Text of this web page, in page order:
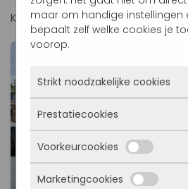
Krijg hier een impressie van een
maar om handige instellingen
bepaalt zelf welke cookies je
voorop.
Strikt noodzakelijke cookies
Deze cookies zorgen ervoor
überhaupt werkt. Ze zijn
kunnen niet worden uitgezet.
ze alleen geplaatst als jij
inloggen, een formulier
Prestatiecookies
Met deze cookies zien we
bezocht wordt, waar
komen en welke pagina’s
Voorkeurcookies
Deze cookies onthouden
Marketingcookies